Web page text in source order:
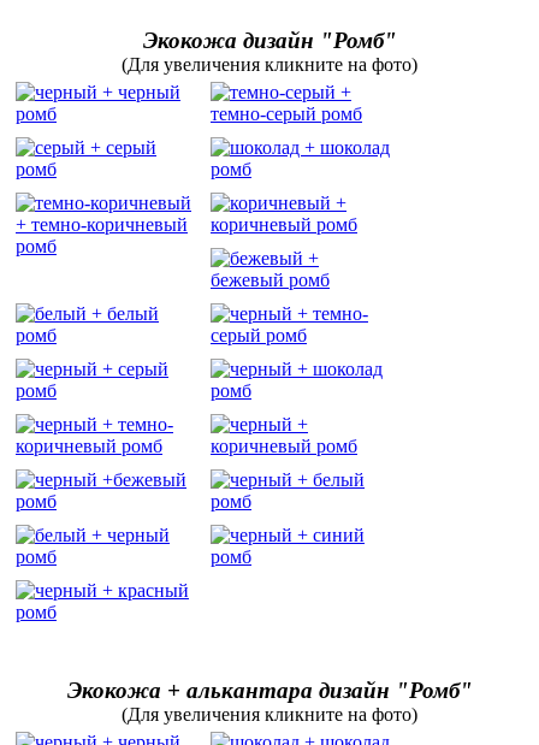
Экокожа дизайн "Ромб"
(Для увеличения кликните на фото)
Экокожа + алькантара дизайн "Ромб"
(Для увеличения кликните на фото)